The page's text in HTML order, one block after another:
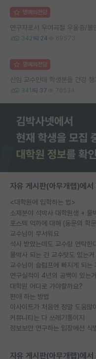
명예의전당
연구자로서 우여곡절 우울증/불
342 24 69573
명예의전당
신임 교수인데 학생분들 건강 챙
341 37 76534
자유 게시판(아무개랩)에서
<대학원에 입학하는 법>
소재분야 석박사 대학원생 + 물
교수님이 무서워요
석사 받았는데도 교수랑 연락한
물박사 되는 건 교수탓도 있는
교수님이 슬럼프에 빠지게 되는
연구실적이 4년의 공백이 있는
대학원 어디로 가야할까요?
편애 하는 방법
이사이트가 처음엔 정말 도움많
커뮤니티는 다 쓰레기통이지
자유 게시판(아무개랩)에